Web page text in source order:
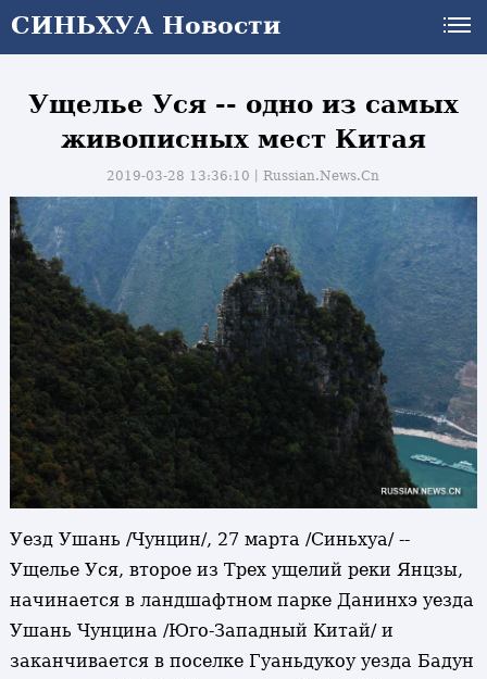
СИНЬХУА Новости
Ущелье Уся -- одно из самых
живописных мест Китая
2019-03-28 13:36:10丨Russian.News.Cn
Уезд Ушань /Чунцин/, 27 марта /Синьхуа/ --
Ущелье Уся, второе из Трех ущелий реки Янцзы,
начинается в ландшафтном парке Данинхэ уезда
Ушань Чунцина /Юго-Западный Китай/ и
заканчивается в поселке Гуаньдукоу уезда Бадун